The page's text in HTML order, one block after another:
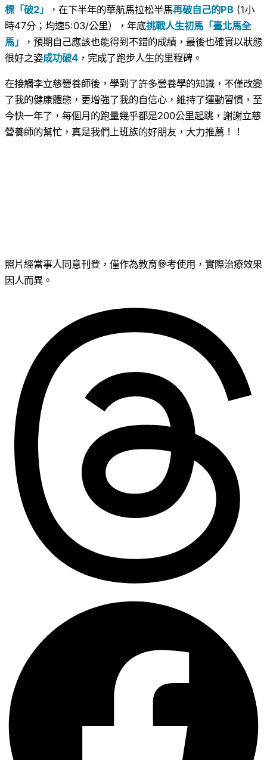
標「破2」
，在下半年的華航馬拉松半馬再破自己的PB (1小
時47分；均速5:03/公里），年底挑戰人生初馬「臺北馬全
馬」
，預期自己應該也能得到不錯的成績，最後也確實以狀態
很好之姿成功破4 ，完成了跑步人生的里程碑。
在接觸李立慈營養師後，學到了許多營養學的知識，不僅改變
了我的健康體態，更增強了我的自信心，維持了運動習慣，至
今快一年了，每個月的跑量幾乎都是200公里起跳，謝謝立慈
營養師的幫忙，真是我們上班族的好朋友，大力推薦！！
照片經當事人同意刊登，僅作為教育參考使用，實際治療效果
因人而異。